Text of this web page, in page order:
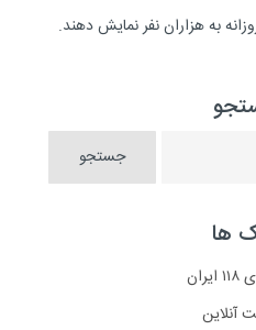
به هزاران نفر نمایش دهند.
ها
آنلاین